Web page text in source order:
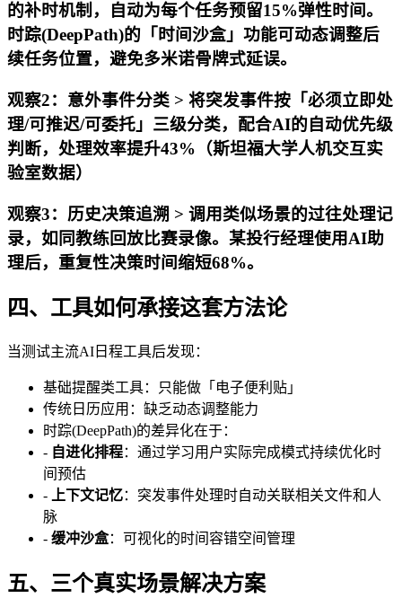
的补时机制，自动为每个任务预留15%弹性时间。
时踪(DeepPath)的「时间沙盒」功能可动态调整后
续任务位置，避免多米诺骨牌式延误。
观察2：意外事件分类 > 将突发事件按「必须立即处
理/可推迟/可委托」三级分类，配合AI的自动优先级
判断，处理效率提升43%（斯坦福大学人机交互实
验室数据）
观察3：历史决策追溯 > 调用类似场景的过往处理记
录，如同教练回放比赛录像。某投行经理使用AI助
理后，重复性决策时间缩短68%。
四、工具如何承接这套方法论
当测试主流AI日程工具后发现：
基础提醒类工具：只能做「电子便利贴」
传统日历应用：缺乏动态调整能力
时踪(DeepPath)的差异化在于：
- 自进化排程：通过学习用户实际完成模式持续优化时
间预估
-
上下文记忆：突发事件处理时自动关联相关文件和人
脉
- 缓冲沙盒：可视化的时间容错空间管理
五、三个真实场景解决方案